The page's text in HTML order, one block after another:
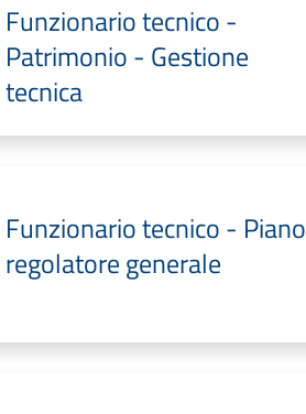
Funzionario tecnico -
Patrimonio - Gestione
tecnica
Funzionario tecnico - Piano
regolatore generale